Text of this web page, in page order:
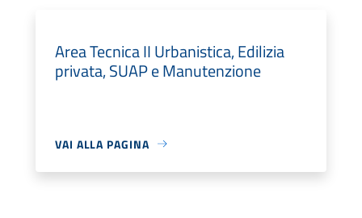
Area Tecnica II Urbanistica, Edilizia
privata, SUAP e Manutenzione
VAI ALLA PAGINA